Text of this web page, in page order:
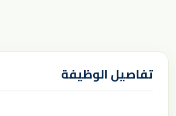
تفاصيل الوظيفة